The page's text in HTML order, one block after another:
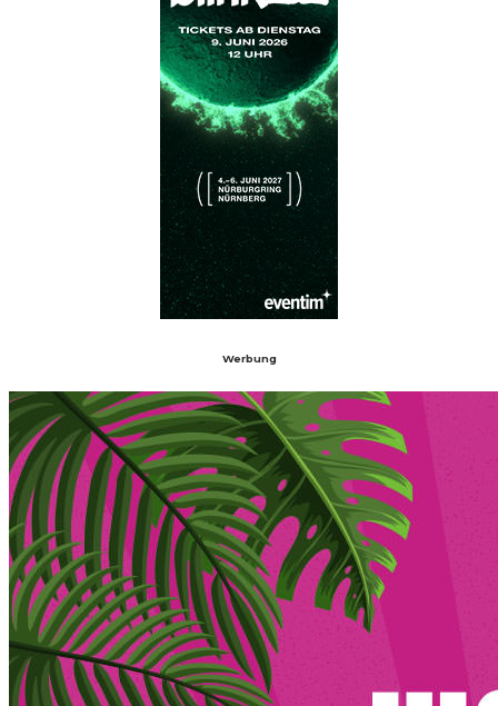
Werbung